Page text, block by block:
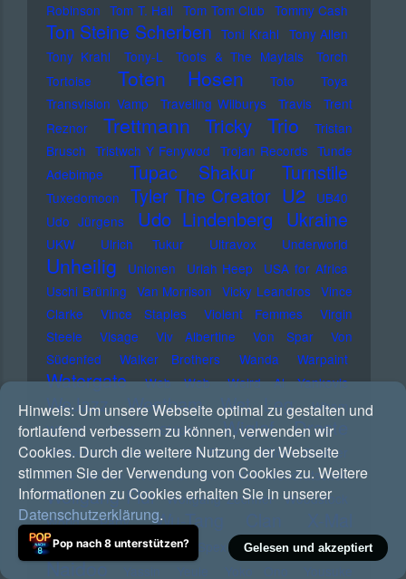
Robinson Tom T. Hall Tom Tom Club Tommy Cash
Ton Steine Scherben Toni Krahl Tony Allen
Tony Krahl
Tony-L Toots & The Maytals
Torch
Tortoise
Toten Hosen Toto
Toya
Transvision Vamp
Traveling Wilburys Travis
Trent
Reznor
Trettmann Tricky Trio
Tristan
Brusch Tristwch Y Fenywod Trojan Records Tunde
Adebimpe
Tupac Shakur Turnstile
Tuxedomoon Tyler The Creator U2
UB40
Udo Jürgens
Udo Lindenberg Ukraine
UKW Ulrich Tukur Ultravox Underworld
Unheilig Unionen Uriah Heep
USA for Africa
Uschi Brüning Van Morrison Vicky Leandros Vince
Clarke
Vince Staples Violent Femmes
Virgin
Steele
Visage Viv Albertine Von Spar
Von
Südenfed
Walker Brothers Wanda Warpaint
Watergate Web Web Weird Al Yankovic
WeJazz Westbam Wet Leg
Wham
Wham!
White Stripes Wiglaf Droste
Wildecker Herzbuben Will Ferrell
William Shatner
Willie Nelson
Wolf Biermann Wolf Wondratschek
Wolfgang Flür Wolfgang Zechner Woodstock
World Party
Wu-Tang Clan
Deutschland
X-Ray Spex Xatar Xavier
Naidoo
Hinweis: Um unsere Webseite optimal zu gestalten und
fortlaufend verbessern zu können, verwenden wir
Cookies. Durch die weitere Nutzung der Webseite
stimmen Sie der Verwendung von Cookies zu. Weitere
Informationen zu Cookies erhalten Sie in unserer
Datenschutzerklärung.
Gelesen und akzeptiert
Pop nach 8 unterstützen?